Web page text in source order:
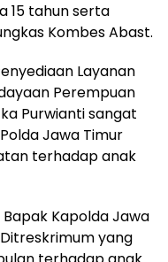
15 tahun serta
Kombes Abast.
Layanan
Perempuan
Purwianti sangat
Jawa Timur
terhadap anak
Kapolda Jawa
yang